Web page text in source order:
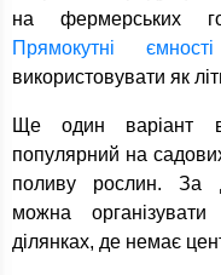
на фермерських
Прямокутні
використовувати як
Ще один варіант
популярний на
поливу рослин. За
можна
ділянках, де немає